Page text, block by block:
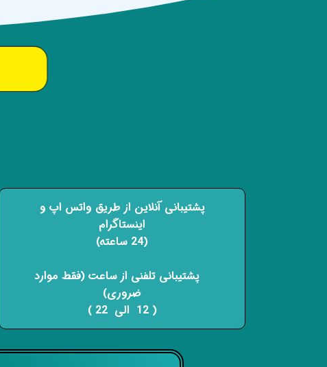
پشتیبانی آنلاین از طریق واتس اپ و
اینستاگرام
(24 ساعته)
​​​​​​​ پشتیبانی تلفنی از ساعت (فقط موارد
ضروری)
( 12 الی 22 ) ​​​​​​​